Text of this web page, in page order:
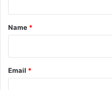
*
Name *
Email *